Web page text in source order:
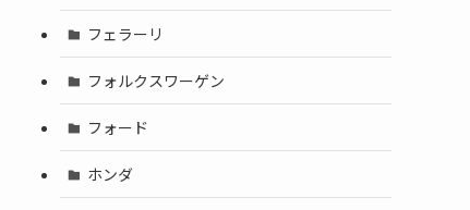
フェラーリ
フォルクスワーゲン
フォード
ホンダ